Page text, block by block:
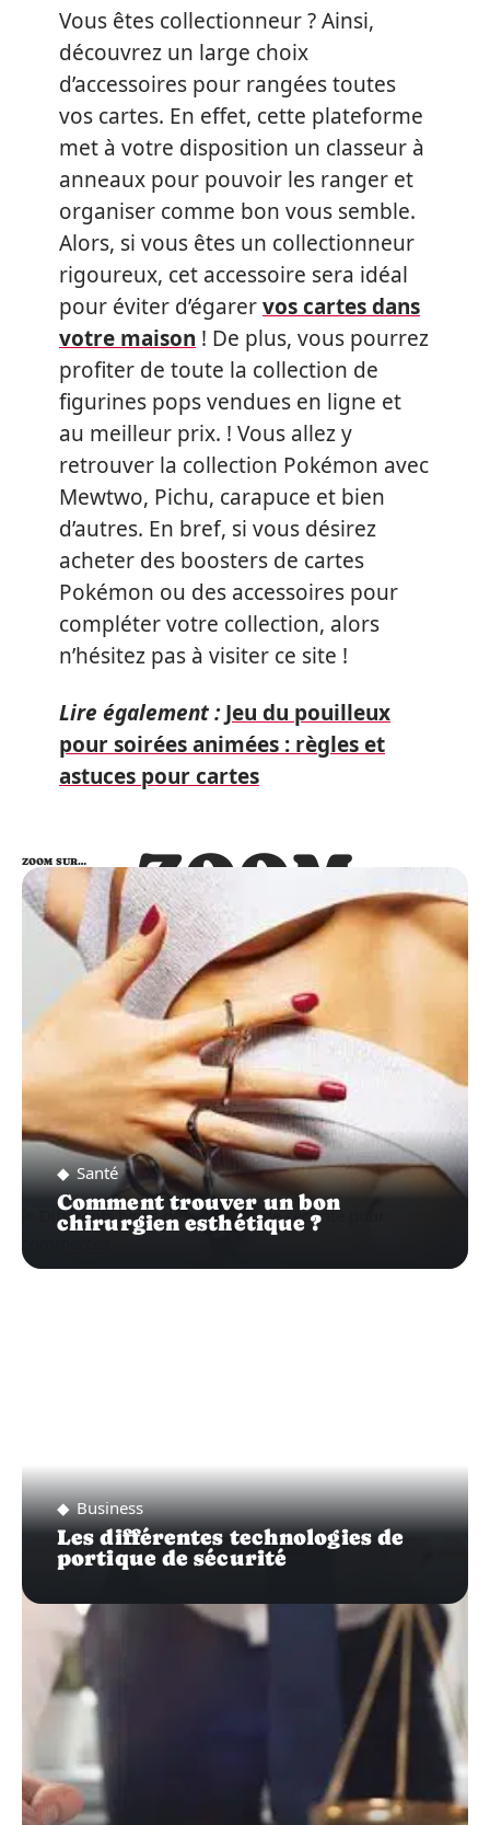
Vous êtes collectionneur ? Ainsi,
découvrez un large choix
d’accessoires pour rangées toutes
vos cartes. En effet, cette plateforme
met à votre disposition un classeur à
anneaux pour pouvoir les ranger et
organiser comme bon vous semble.
Alors, si vous êtes un collectionneur
rigoureux, cet accessoire sera idéal
pour éviter d’égarervos cartes dans
votre maison ! De plus, vous pourrez
profiter de toute la collection de
figurines pops vendues en ligne et
au meilleur prix. ! Vous allez y
retrouver la collection Pokémon avec
Mewtwo, Pichu, carapuce et bien
d’autres. En bref, si vous désirez
acheter des boosters de cartes
Pokémon ou des accessoires pour
compléter votre collection, alors
n’hésitez pas à visiter ce site !
Lire également : Jeu du pouilleux
pour soirées animées : règles et
astuces pour cartes
ZOOM
SUR…
ZOOM SUR…
Santé
Comment trouver un bon
chirurgien esthétique ?
Business
Les différentes technologies de
portique de sécurité